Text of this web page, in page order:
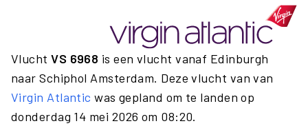
VluchtVS 6968 is een vlucht vanaf Edinburgh
naar Schiphol Amsterdam. Deze vlucht van van
Virgin Atlantic was gepland om te landen op
donderdag 14 mei 2026 om 08:20.